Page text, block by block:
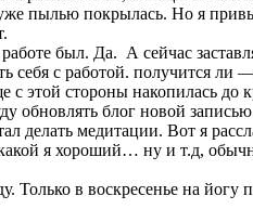
пылью покрылась. Но я
был. Да. А сейчас
себя с работой. получится
с этой стороны накопилась до
обновлять блог новой
делать медитации. Вот я
я хороший… ну и т.д,
в воскресенье на йогу